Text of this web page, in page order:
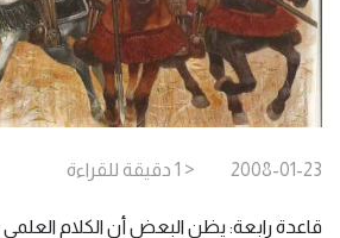
2008-01-23
< 1 دقيقة للقراءة
قاعدة رابعة: يظن البعض أن الكلام